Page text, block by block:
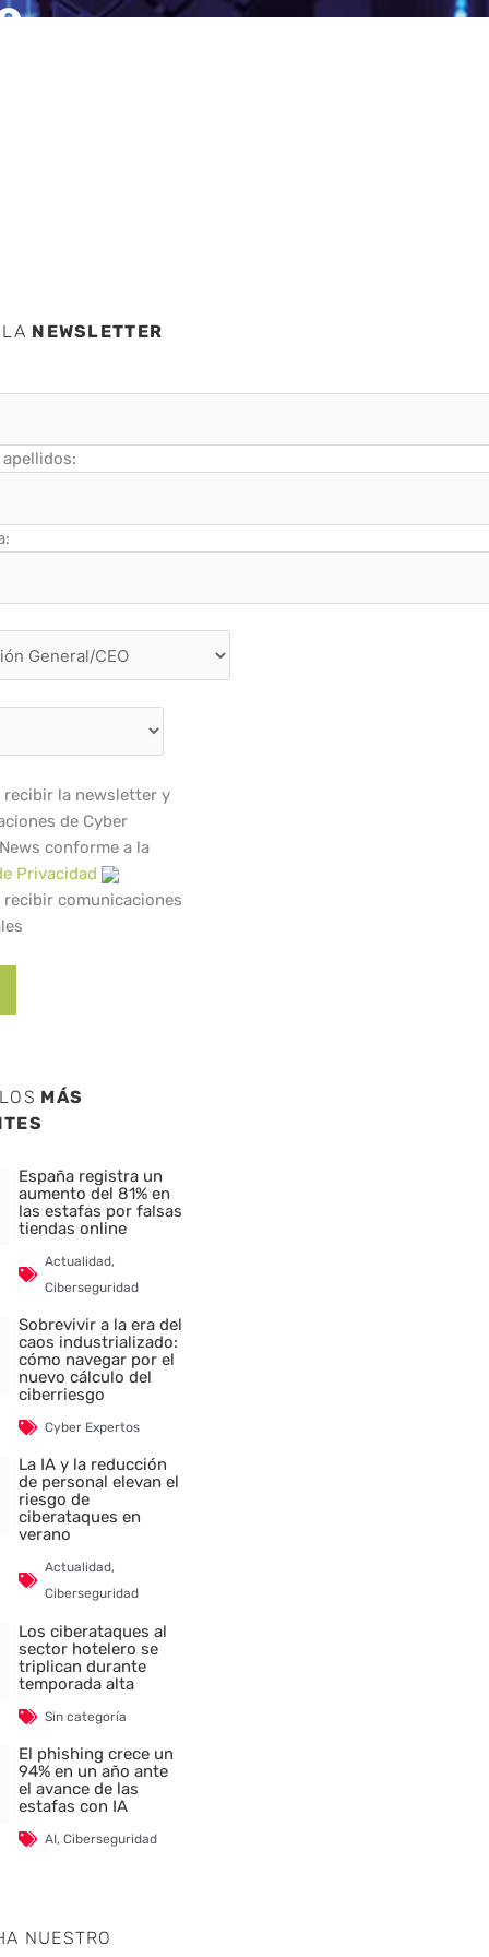
NEWSLETTER
recibir la newsletter y
de Cyber
conforme a la
Privacidad
recibir comunicaciones
MÁS
España registra un
aumento del 81% en
las estafas por falsas
tiendas online
Actualidad,
Ciberseguridad
Sobrevivir a la era del
caos industrializado:
cómo navegar por el
nuevo cálculo del
ciberriesgo
Cyber Expertos
La IA y la reducción
de personal elevan el
riesgo de
ciberataques en
verano
Actualidad,
Ciberseguridad
Los ciberataques al
sector hotelero se
triplican durante
temporada alta
Sin categoría
El phishing crece un
94% en un año ante
el avance de las
estafas con IA
AI,Ciberseguridad
NUESTRO